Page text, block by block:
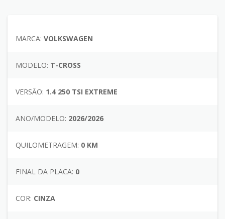
MARCA: VOLKSWAGEN
MODELO: T-CROSS
VERSÃO: 1.4 250 TSI EXTREME
ANO/MODELO: 2026/2026
QUILOMETRAGEM: 0 KM
FINAL DA PLACA: 0
COR: CINZA